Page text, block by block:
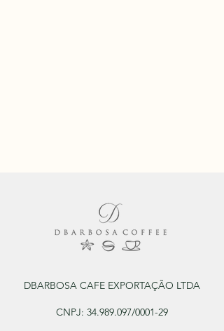
DBARBOSA CAFE EXPORTAÇÃO LTDA
CNPJ: 34.989.097/0001-29